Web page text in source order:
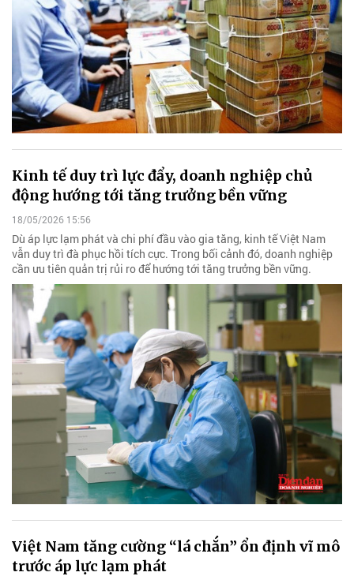
Kinh tế duy trì lực đẩy, doanh nghiệp chủ
động hướng tới tăng trưởng bền vững
18/05/2026 15:56
Dù áp lực lạm phát và chi phí đầu vào gia tăng, kinh tế Việt Nam
vẫn duy trì đà phục hồi tích cực. Trong bối cảnh đó, doanh nghiệp
cần ưu tiên quản trị rủi ro để hướng tới tăng trưởng bền vững.
Việt Nam tăng cường “lá chắn” ổn định vĩ mô
trước áp lực lạm phát